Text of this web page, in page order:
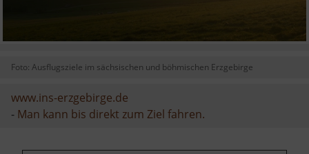
Foto: Ausflugsziele im sächsischen und böhmischen Erzgebirge
www.ins-erzgebirge.de
- Man kann bis direkt zum Ziel fahren.